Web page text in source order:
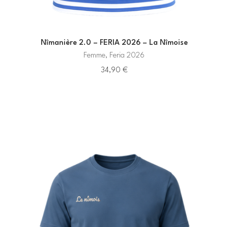
Nîmanière 2.0 – FERIA 2026 – La Nîmoise
Femme, Feria 2026
34,90 €